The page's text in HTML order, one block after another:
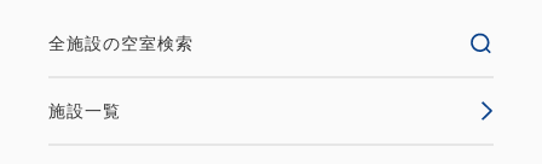
全施設の空室検索
施設一覧